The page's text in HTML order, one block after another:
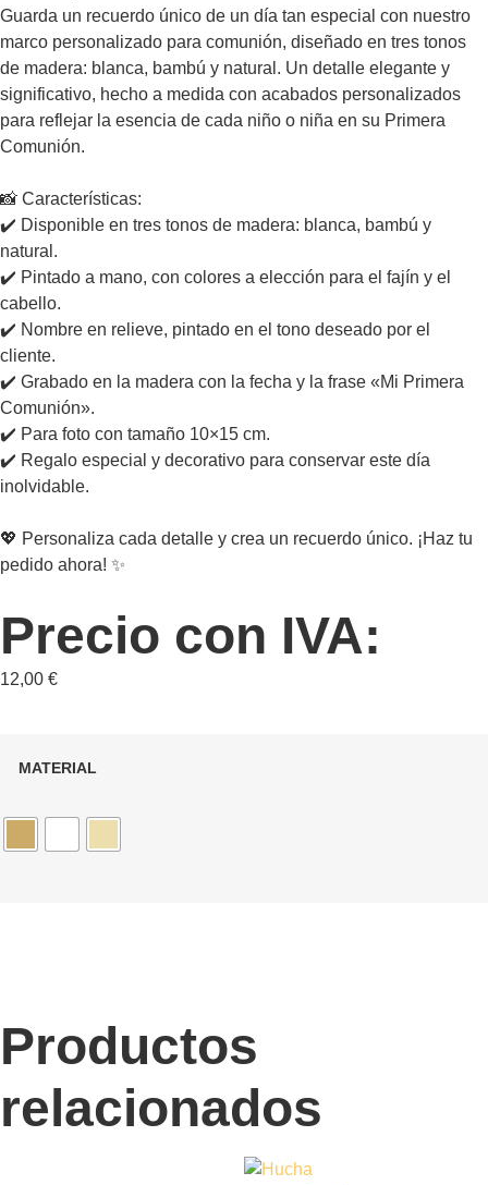
Guarda un recuerdo único de un día tan especial con nuestro
marco personalizado para comunión, diseñado en tres tonos
de madera: blanca, bambú y natural. Un detalle elegante y
significativo, hecho a medida con acabados personalizados
para reflejar la esencia de cada niño o niña en su Primera
Comunión.
📸 Características:
✔️ Disponible en tres tonos de madera: blanca, bambú y
natural.
✔️ Pintado a mano, con colores a elección para el fajín y el
cabello.
✔️ Nombre en relieve, pintado en el tono deseado por el
cliente.
✔️ Grabado en la madera con la fecha y la frase «Mi Primera
Comunión».
✔️ Para foto con tamaño 10×15 cm.
✔️ Regalo especial y decorativo para conservar este día
inolvidable.
💖 Personaliza cada detalle y crea un recuerdo único. ¡Haz tu
pedido ahora! ✨
Precio con IVA:
12,00 €
MATERIAL
Productos
relacionados